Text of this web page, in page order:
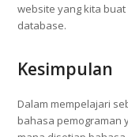
website yang kita
database.
Kesimpulan
Dalam mempelajari
bahasa pemograman